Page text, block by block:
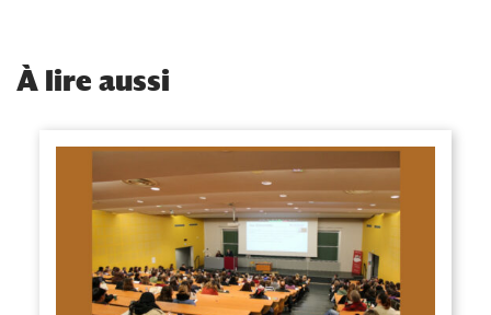
À lire aussi